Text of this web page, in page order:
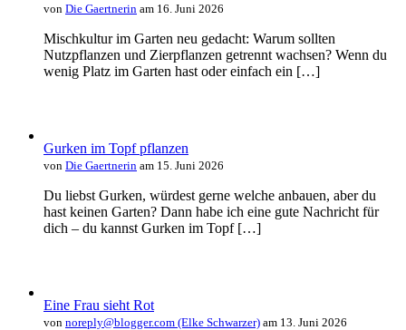
von Die Gaertnerin am 16. Juni 2026
Mischkultur im Garten neu gedacht: Warum sollten
Nutzpflanzen und Zierpflanzen getrennt wachsen? Wenn du
wenig Platz im Garten hast oder einfach ein […]
Gurken im Topf pflanzen
von Die Gaertnerin am 15. Juni 2026
Du liebst Gurken, würdest gerne welche anbauen, aber du
hast keinen Garten? Dann habe ich eine gute Nachricht für
dich – du kannst Gurken im Topf […]
Eine Frau sieht Rot
von noreply@blogger.com (Elke Schwarzer) am 13. Juni 2026